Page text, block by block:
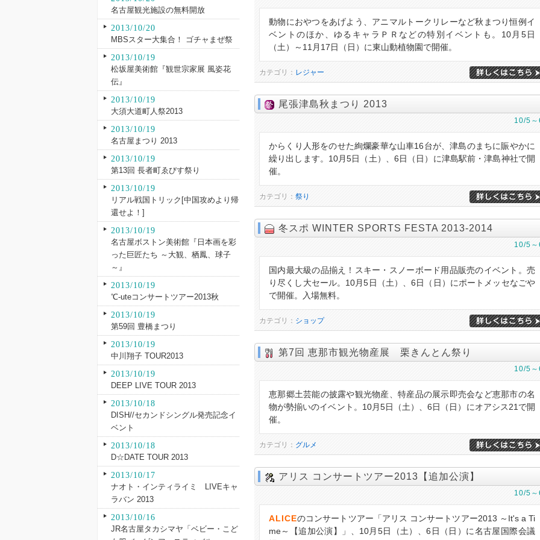
動物におやつをあげよう、アニマルトークリレーなど秋まつり恒例イ
ベントのほか、ゆるキャラＰＲなどの特別イベントも。10月5日
（土）～11月17日（日）に東山動植物園で開催。
カテゴリ： レジャー
尾張津島秋まつり 2013
10/5
からくり人形をのせた絢爛豪華な山車16台が、津島のまちに賑やかに
繰り出します。10月5日（土）、6日（日）に津島駅前・津島神社で開
催。
カテゴリ： 祭り
冬スポ WINTER SPORTS FESTA 2013-2014
10/5
国内最大級の品揃え！スキー・スノーボード用品販売のイベント。売
り尽くし大セール。10月5日（土）、6日（日）にポートメッセなごや
で開催。入場無料。
カテゴリ： ショップ
第7回 恵那市観光物産展 栗きんとん祭り
10/5
恵那郷土芸能の披露や観光物産、特産品の展示即売会など恵那市の名
物が勢揃いのイベント。10月5日（土）、6日（日）にオアシス21で開
催。
カテゴリ： グルメ
アリス コンサートツアー2013【追加公演】
10/5
ALICEのコンサートツアー「アリス コンサートツアー2013 ～It's a Ti
me～【追加公演】」、10月5日（土）、6日（日）に名古屋国際会議
名古屋観光施設の無料開放
2013/10/20
MBSスター大集合！ ゴチャまぜ祭
2013/10/19
松坂屋美術館『観世宗家展 風姿花
伝』
2013/10/19
大須大道町人祭2013
2013/10/19
名古屋まつり 2013
2013/10/19
第13回 長者町ゑびす祭り
2013/10/19
リアル戦国トリック[中国攻めより帰
還せよ！]
2013/10/19
名古屋ボストン美術館『日本画を彩
った巨匠たち ～大観、栖鳳、球子
～』
2013/10/19
℃-uteコンサートツアー2013秋
2013/10/19
第59回 豊橋まつり
2013/10/19
中川翔子 TOUR2013
2013/10/19
DEEP LIVE TOUR 2013
2013/10/18
DISH//セカンドシングル発売記念イ
ベント
2013/10/18
D☆DATE TOUR 2013
2013/10/17
ナオト・インティライミ LIVEキャ
ラバン 2013
2013/10/16
JR名古屋タカシマヤ「ベビー・こど